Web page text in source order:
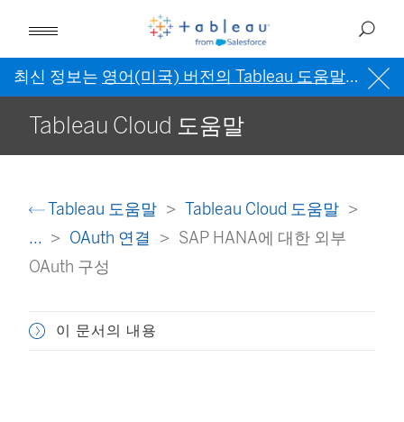
최신 정보는 영어(미국) 버전의 Tableau 도움말을 참조
Tableau Cloud 도움말
Tableau 도움말
Tableau Cloud 도움말
...
OAuth 연결
SAP HANA에 대한 외부
OAuth 구성
이 문서의 내용